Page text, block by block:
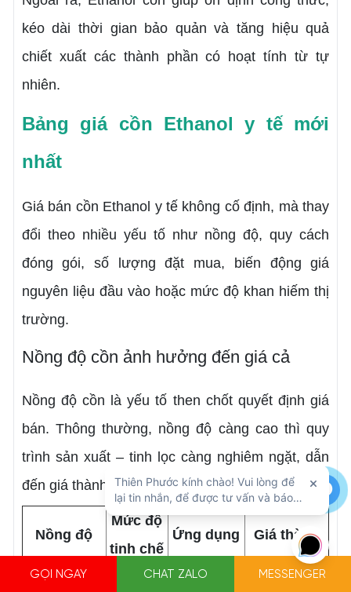
kéo dài thời gian bảo quản và tăng hiệu quả
chiết xuất các thành phần có hoạt tính từ tự
nhiên.
Bảng giá cồn Ethanol y tế mới
nhất
Giá bán cồn Ethanol y tế không cố định, mà thay
đổi theo nhiều yếu tố như nồng độ, quy cách
đóng gói, số lượng đặt mua, biến động giá
nguyên liệu đầu vào hoặc mức độ khan hiếm thị
trường.
Nồng độ cồn ảnh hưởng đến giá cả
Nồng độ cồn là yếu tố then chốt quyết định giá
bán. Thông thường, nồng độ càng cao thì quy
trình sản xuất – tinh lọc càng nghiêm ngặt, dẫn
đến giá thành cao hơn:
Nồng độ
Mức độ
tinh chế
Ứng dụng Giá thành
Sát khuẩn
GỌI NGAY CHAT ZALO MESSENGER